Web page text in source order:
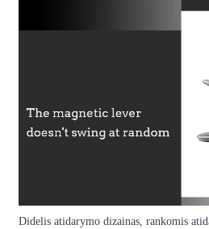
Didelis atidarymo dizainas, rankomis